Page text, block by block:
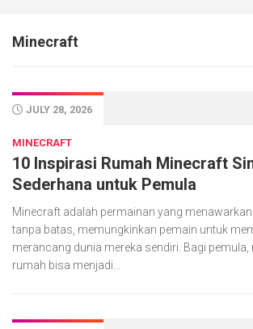
Minecraft
JULY 28, 2026
MINECRAFT
10 Inspirasi Rumah Minecraft
Sederhana untuk Pemula
Minecraft adalah permainan yang
tanpa batas, memungkinkan pemain untuk
merancang dunia mereka sendiri. Bagi
rumah bisa menjadi...